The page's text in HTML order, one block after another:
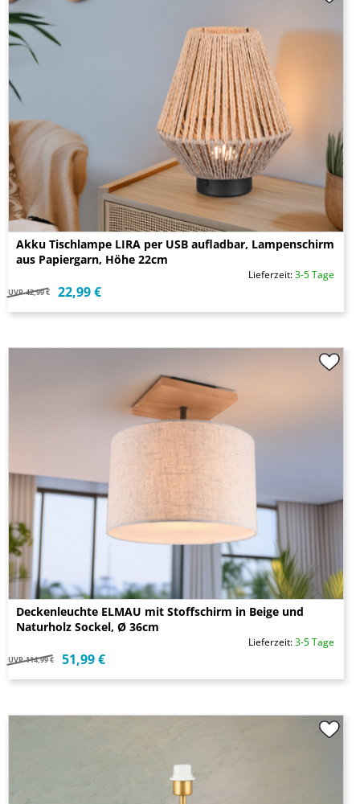
Akku Tischlampe LIRA per USB aufladbar, Lampenschirm
aus Papiergarn, Höhe 22cm
Lieferzeit:3-5 Tage
UVP 42,99 € 22,99 €
Deckenleuchte ELMAU mit Stoffschirm in Beige und
Naturholz Sockel, Ø 36cm
Lieferzeit:3-5 Tage
UVP 114,99 € 51,99 €